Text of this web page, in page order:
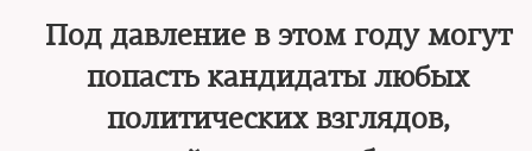
Под давление в этом году могут
попасть кандидаты любых
политических взглядов,